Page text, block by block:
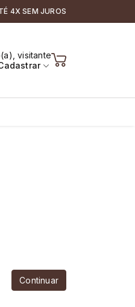
4X SEM JUROS
visitante
Continuar